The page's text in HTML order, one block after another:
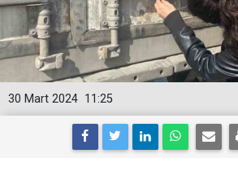
11:25
30 Mart 2024